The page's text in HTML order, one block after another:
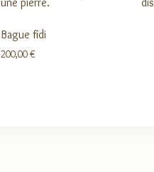
Bague fídi
200,00€